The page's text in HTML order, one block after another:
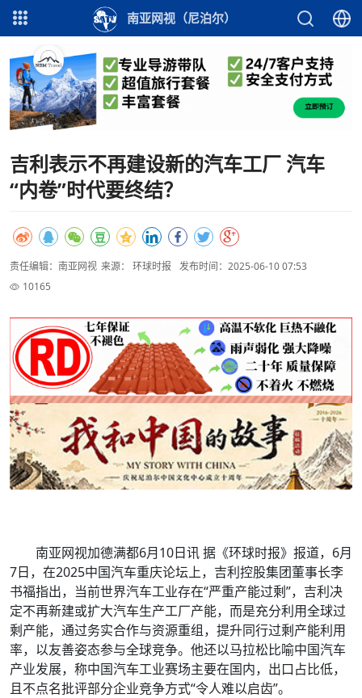
南亚网视（尼泊尔）
吉利表示不再建设新的汽车工厂 汽车
“内卷”时代要终结？
责任编辑：南亚网视 来源： 环球时报
发布时间：2025-06-10 07:53
10165
南亚网视加德满都6月10日讯 据《环球时报》报道，6月
7日，在2025中国汽车重庆论坛上，吉利控股集团董事长李
书福指出，当前世界汽车工业存在“严重产能过剩”，吉利决
定不再新建或扩大汽车生产工厂产能，而是充分利用全球过
剩产能，通过务实合作与资源重组，提升同行过剩产能利用
率，以友善姿态参与全球竞争。他还以马拉松比喻中国汽车
产业发展，称中国汽车工业赛场主要在国内，出口占比低，
且不点名批评部分企业竞争方式“令人难以启齿”。